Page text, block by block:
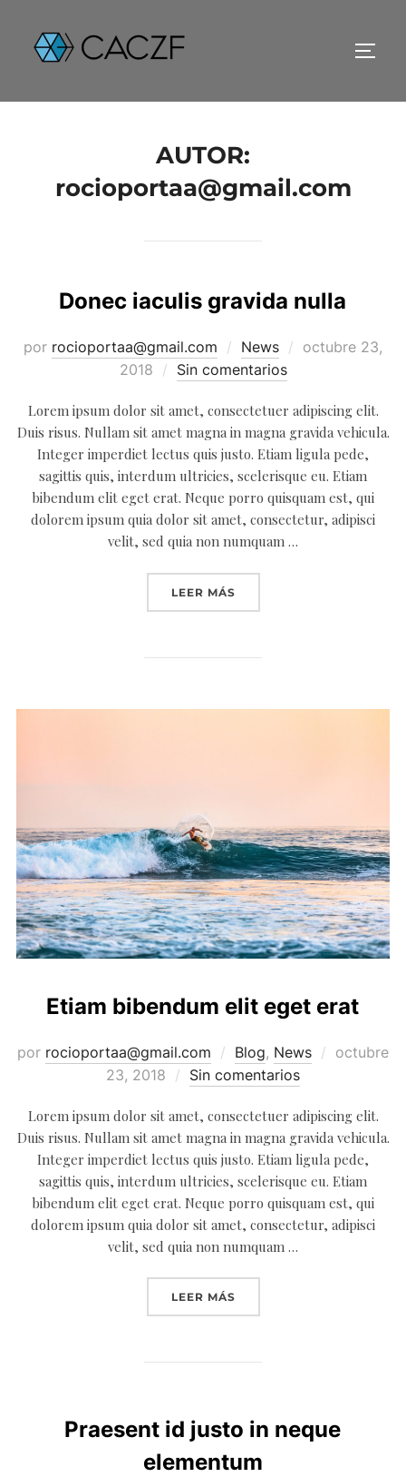
contenido
AUTOR:
rocioportaa@gmail.com
Donec iaculis gravida nulla
por rocioportaa@gmail.com News
Publicado
octubre 23,
2018
Sin comentarios
Lorem ipsum dolor sit amet, consectetuer adipiscing elit.
Duis risus. Nullam sit amet magna in magna gravida vehicula.
Integer imperdiet lectus quis justo. Etiam ligula pede,
sagittis quis, interdum ultricies, scelerisque eu. Etiam
bibendum elit eget erat. Neque porro quisquam est, qui
dolorem ipsum quia dolor sit amet, consectetur, adipisci
velit, sed quia non numquam …
LEER MÁS«DONEC IACULIS
Etiam bibendum elit eget erat
por rocioportaa@gmail.com Blog, News
Publicado
octubre
23, 2018
Sin comentarios
Lorem ipsum dolor sit amet, consectetuer adipiscing elit.
Duis risus. Nullam sit amet magna in magna gravida vehicula.
Integer imperdiet lectus quis justo. Etiam ligula pede,
sagittis quis, interdum ultricies, scelerisque eu. Etiam
bibendum elit eget erat. Neque porro quisquam est, qui
dolorem ipsum quia dolor sit amet, consectetur, adipisci
velit, sed quia non numquam …
LEER MÁS«ETIAM BIBENDUM ELIT
Praesent id justo in neque
elementum